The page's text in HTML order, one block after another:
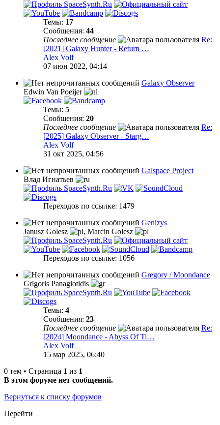
Темы: 17
Сообщения: 44
Последнее сообщение
Re:
[2021] Galaxy Hunter - Return …
Alex Volf
07 июн 2022, 04:14
Galaxy Observer
Edwin Van Poeijer
Темы: 5
Сообщения: 20
Последнее сообщение
Re:
[2025] Galaxy Observer - Starg…
Alex Volf
31 окт 2025, 04:56
Galspace Project
Влад Игнатьев
Переходов по ссылке: 1479
Genizys
Janusz Golesz
, Marcin Golesz
Переходов по ссылке: 1056
Gregory / Moondance
Grigoris Panagiotidis
Темы: 4
Сообщения: 23
Последнее сообщение
Re:
[2024] Moondance - Abyss Of Ti…
Alex Volf
15 мар 2025, 06:40
0 тем • Страница 1 из 1
В этом форуме нет сообщений.
Вернуться к списку форумов
Перейти